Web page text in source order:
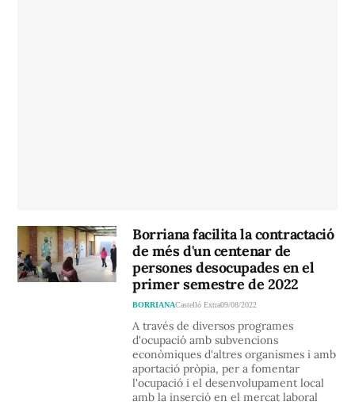
Borriana facilita la contractació
de més d'un centenar de
persones desocupades en el
primer semestre de 2022
BORRIANACastelló Extra09/08/2022
A través de diversos programes
d'ocupació amb subvencions
econòmiques d'altres organismes i amb
aportació pròpia, per a fomentar
l'ocupació i el desenvolupament local
amb la inserció en el mercat laboral